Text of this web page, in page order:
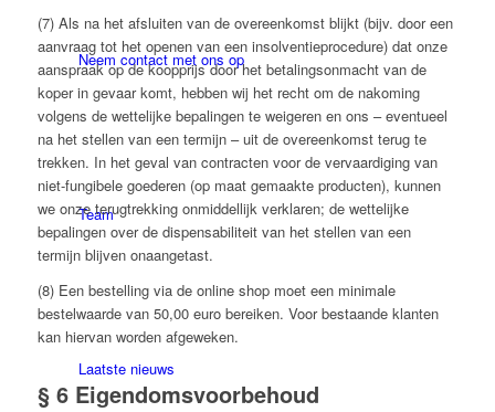
Neem contact met ons op
Team
Laatste nieuws
(7) Als na het afsluiten van de overeenkomst blijkt (bijv. door een
aanvraag tot het openen van een insolventieprocedure) dat onze
aanspraak op de koopprijs door het betalingsonmacht van de
koper in gevaar komt, hebben wij het recht om de nakoming
volgens de wettelijke bepalingen te weigeren en ons – eventueel
na het stellen van een termijn – uit de overeenkomst terug te
trekken. In het geval van contracten voor de vervaardiging van
niet-fungibele goederen (op maat gemaakte producten), kunnen
we onze terugtrekking onmiddellijk verklaren; de wettelijke
bepalingen over de dispensabiliteit van het stellen van een
termijn blijven onaangetast.
(8) Een bestelling via de online shop moet een minimale
bestelwaarde van 50,00 euro bereiken. Voor bestaande klanten
kan hiervan worden afgeweken.
§ 6 Eigendomsvoorbehoud